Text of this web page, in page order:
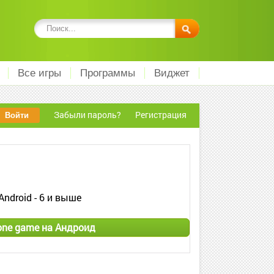
Все игры Программы Виджет
Забыли пароль? Регистрация
- 6 и выше
game на Андроид